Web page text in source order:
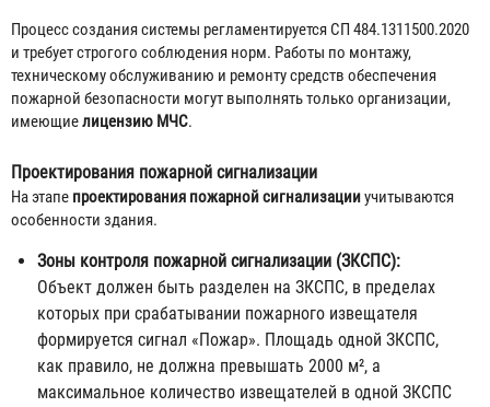
Процесс создания системы регламентируется СП 484.1311500.2020
и требует строгого соблюдения норм. Работы по монтажу,
техническому обслуживанию и ремонту средств обеспечения
пожарной безопасности могут выполнять только организации,
имеющиелицензию МЧС.
Проектирования пожарной сигнализации
На этапе проектирования пожарной сигнализацииучитываются
особенности здания.
Зоны контроля пожарной сигнализации (ЗКСПС):
Объект должен быть разделен на ЗКСПС, в пределах
которых при срабатывании пожарного извещателя
формируется сигнал «Пожар». Площадь одной ЗКСПС,
как правило, не должна превышать 2000 м², а
максимальное количество извещателей в одной ЗКСПС